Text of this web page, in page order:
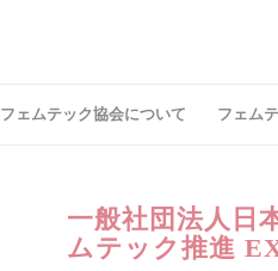
フェムテック協会について フェム
一般社団法人
ムテック推進